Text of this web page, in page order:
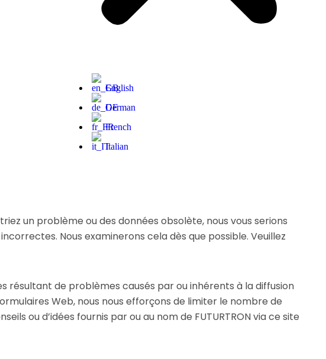
English
German
French
Italian
un problème ou des données obsolète, nous vous serions
Nous examinerons cela dès que possible. Veuillez
résultant de problèmes causés par ou inhérents à la diffusion
Web, nous nous efforçons de limiter le nombre de
ou d’idées fournis par ou au nom de FUTURTRON via ce site